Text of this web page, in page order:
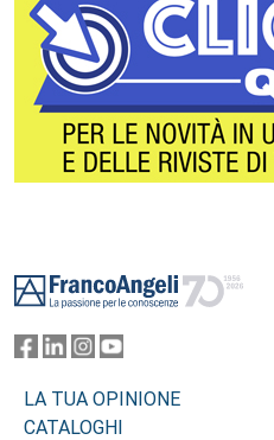
LA TUA OPINIONE
CATALOGHI